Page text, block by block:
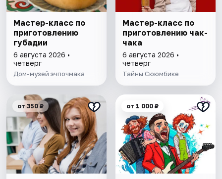
Мастер-класс по
приготовлению
губадии
6 августа 2026 •
четверг
Дом-музей эчпочмака
Мастер-класс по
приготовлению чак-
чака
6 августа 2026 •
четверг
Тайны Сююмбике
от 350 ₽ от 1 000 ₽